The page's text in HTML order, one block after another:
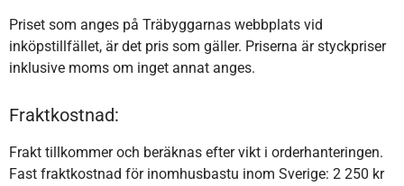
Priset som anges på Träbyggarnas webbplats vid
inköpstillfället, är det pris som gäller. Priserna är styckpriser
inklusive moms om inget annat anges.
Fraktkostnad:
Frakt tillkommer och beräknas efter vikt i orderhanteringen.
Fast fraktkostnad för inomhusbastu inom Sverige: 2 250 kr